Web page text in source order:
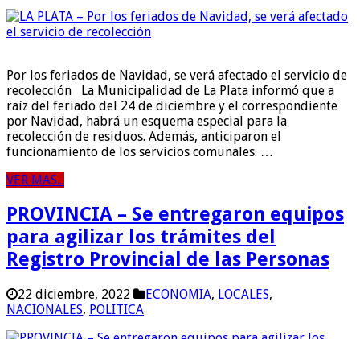
Por los feriados de Navidad, se verá afectado el servicio de
recolección La Municipalidad de La Plata informó que a
raíz del feriado del 24 de diciembre y el correspondiente
por Navidad, habrá un esquema especial para la
recolección de residuos. Además, anticiparon el
funcionamiento de los servicios comunales. …
VER MAS...
PROVINCIA – Se entregaron equipos
para agilizar los trámites del
Registro Provincial de las Personas
22 diciembre, 2022 ECONOMIA, LOCALES,
NACIONALES, POLITICA